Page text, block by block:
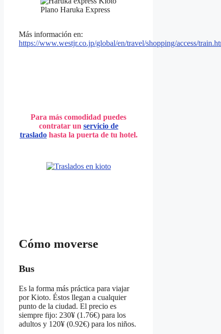
Plano Haruka Express
Más información en:
https://www.westjr.co.jp/global/en/travel/shopping/access/
Para más comodidad puedes
contratar un servicio de
trasladohasta la puerta de tu hotel.
Cómo moverse
Bus
Es la forma más práctica para viajar
por Kioto. Éstos llegan a cualquier
punto de la ciudad. El precio es
siempre fijo: 230¥ (1.76€) para los
adultos y 120¥ (0.92€) para los niños.